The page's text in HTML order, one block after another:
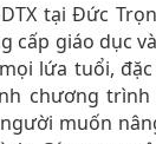
tại Đức
cấp giáo dục
lứa tuổi,
chương
muốn